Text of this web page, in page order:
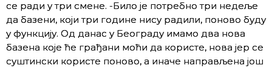
се ради у три смене. -Било је потребно три недеље
да базени, који три године нису радили, поново буду
у функцију. Од данас у Београду имамо два нова
базена које ће грађани моћи да користе, нова јер се
суштински користе поново, а иначе направљена још